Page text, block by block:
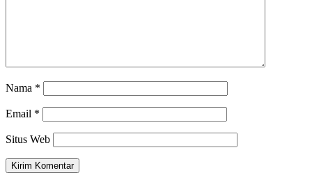
Nama *
Email *
Situs Web